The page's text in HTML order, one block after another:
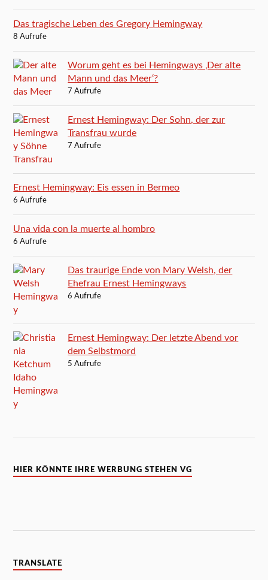
Das tragische Leben des Gregory Hemingway
8 Aufrufe
Worum geht es bei Hemingways ‚Der alte
Mann und das Meer‘?
7 Aufrufe
Ernest Hemingway: Der Sohn, der zur
Transfrau wurde
7 Aufrufe
Ernest Hemingway: Eis essen in Bermeo
6 Aufrufe
Una vida con la muerte al hombro
6 Aufrufe
Das traurige Ende von Mary Welsh, der
Ehefrau Ernest Hemingways
6 Aufrufe
Ernest Hemingway: Der letzte Abend vor
dem Selbstmord
5 Aufrufe
HIER KÖNNTE IHRE WERBUNG STEHEN VG
TRANSLATE